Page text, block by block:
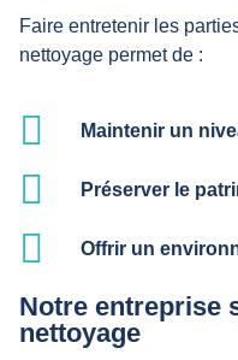
Faire entretenir les
nettoyage permet de :
Maintenir un
Préserver le
Offrir un
Notre entreprise
nettoyage